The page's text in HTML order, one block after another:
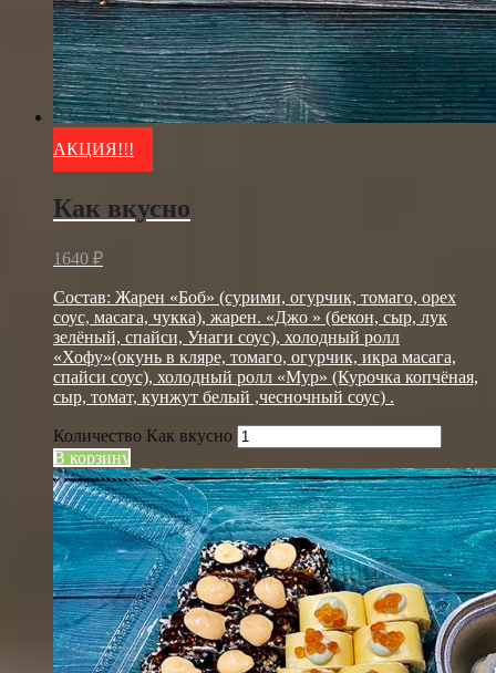
АКЦИЯ!!!
Как вкусно
1640 ₽
Состав: Жарен «Боб» (сурими, огурчик, томаго, орех
соус, масага, чукка), жарен. «Джо » (бекон, сыр, лук
зелёный, спайси, Унаги соус), холодный ролл
«Хофу»(окунь в кляре, томаго, огурчик, икра масага,
спайси соус), холодный ролл «Мур» (Курочка копчёная,
сыр, томат, кунжут белый ,чесночный соус) .
Количество Как вкусно
В корзину